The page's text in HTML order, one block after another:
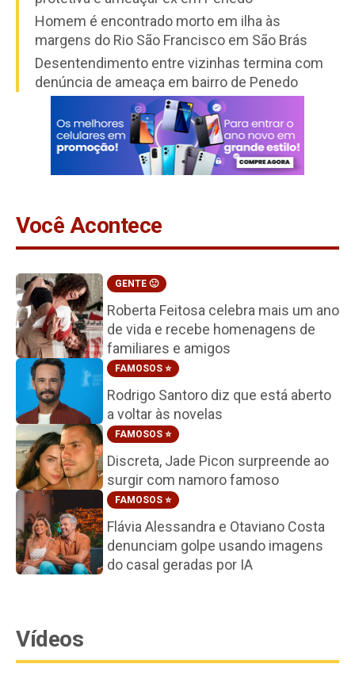
Homem é encontrado morto em ilha às
margens do Rio São Francisco em São Brás
Desentendimento entre vizinhas termina com
denúncia de ameaça em bairro de Penedo
Você Acontece
GENTE 🙂
Roberta Feitosa celebra mais um ano
de vida e recebe homenagens de
familiares e amigos
FAMOSOS ⭐️
Rodrigo Santoro diz que está aberto
a voltar às novelas
FAMOSOS ⭐️
Discreta, Jade Picon surpreende ao
surgir com namoro famoso
FAMOSOS ⭐️
Flávia Alessandra e Otaviano Costa
denunciam golpe usando imagens
do casal geradas por IA
Vídeos